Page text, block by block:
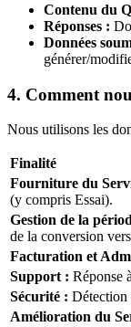
Contenu du
Réponses :
Données
générer/
4. Comment
Nous utilisons les
Finalité
Fourniture du
(y compris Essai).
Gestion de la
de la conversion
Facturation et
Support : Réponse
Sécurité : Détection
Amélioration du